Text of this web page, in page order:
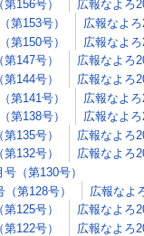
156号）
広報なよろ
第153号）
広報なよろ
第150号）
広報なよろ
147号）
広報なよろ
144号）
広報なよろ
第141号）
広報なよろ
第138号）
広報なよろ
135号）
広報なよろ
132号）
広報なよろ
（第130号）
第128号）
広報なよ
125号）
広報なよろ
122号）
広報なよろ